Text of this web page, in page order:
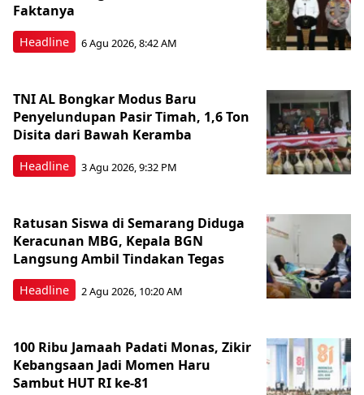
Headline
Faktanya
6 Agu 2026, 8:42 AM
Headline
TNI AL Bongkar Modus Baru
Penyelundupan Pasir Timah, 1,6 Ton
Disita dari Bawah Keramba
3 Agu 2026, 9:32 PM
Headline
Ratusan Siswa di Semarang Diduga
Keracunan MBG, Kepala BGN
Langsung Ambil Tindakan Tegas
2 Agu 2026, 10:20 AM
100 Ribu Jamaah Padati Monas, Zikir
Kebangsaan Jadi Momen Haru
Sambut HUT RI ke-81